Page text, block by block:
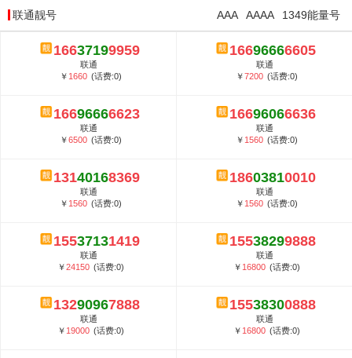
联通靓号 1349能量号
AAAA
AAA
16637199959
联通
￥ 1660 (话费:0)
16696666605
联通
￥7200 (话费:0)
16696666623
联通
￥6500 (话费:0)
16696066636
联通
￥ 1560 (话费:0)
13140168369
联通
￥ 1560 (话费:0)
18603810010
联通
￥ 1560 (话费:0)
15537131419
联通
￥24150 (话费:0)
15538299888
联通
￥ 16800 (话费:0)
13290967888
联通
￥ 19000 (话费:0)
15538300888
联通
￥ 16800 (话费:0)